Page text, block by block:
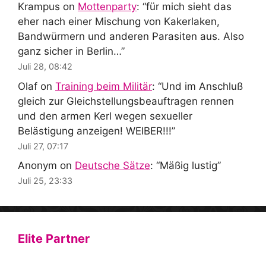
Krampus on Mottenparty: “für mich sieht das
eher nach einer Mischung von Kakerlaken,
Bandwürmern und anderen Parasiten aus. Also
ganz sicher in Berlin…”
Juli 28, 08:42
Olaf on Training beim Militär: “Und im Anschluß
gleich zur Gleichstellungsbeauftragen rennen
und den armen Kerl wegen sexueller
Belästigung anzeigen! WEIBER!!!”
Juli 27, 07:17
Anonym on Deutsche Sätze: “Mäßig lustig”
Juli 25, 23:33
Elite Partner